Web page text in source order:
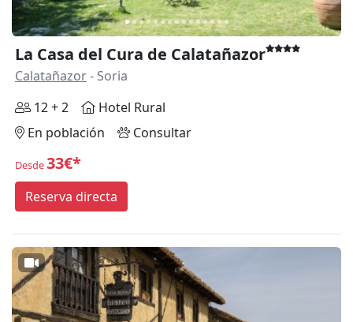
La Casa del Cura de Calatañazor
Calatañazor- Soria
12 + 2
Hotel Rural
En población
Consultar
Desde33€*
Reserva directa